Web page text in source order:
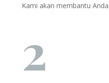
Kami akan membantu
2